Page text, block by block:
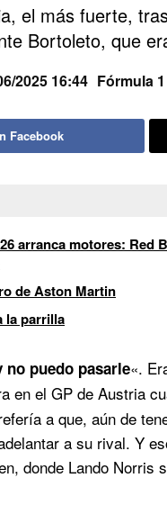
el más fuerte,
Bortoleto, que
2025 16:44 Fórmula 1
Facebook
arranca motores:
de Aston Martin
la parrilla
no puedo pasarle«.
en el GP de Austria
a que, aún de
a su rival. Y
donde Lando